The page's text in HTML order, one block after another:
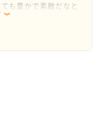
も豊かで素敵だなと
志演義に惹かれるの
く、人間の情熱や葛
を超えた大きな物語
からだと思います。
ンを愛することと、
は別の話かもしれな